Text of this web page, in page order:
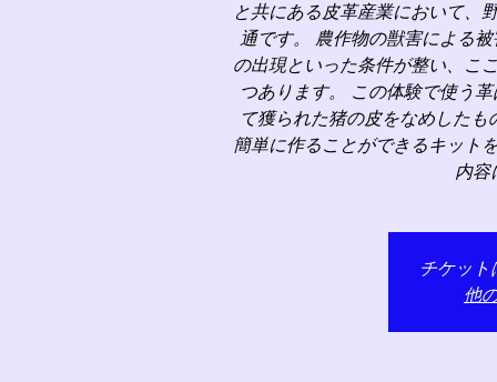
と共にある皮革産業において、
通です。 農作物の獣害による
の出現といった条件が整い、こ
つあります。 この体験で使う
て獲られた猪の皮をなめした
簡単に作ることができるキット
内容
チケット
他